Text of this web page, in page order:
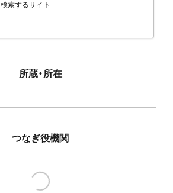
検索するサイト
所蔵・所在
つなぎ役機関